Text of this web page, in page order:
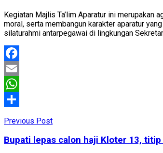
Kegiatan Majlis Ta’lim Aparatur ini merupakan
moral, serta membangun karakter aparatur
silaturahmi antarpegawai di lingkungan
Facebook
Email
WhatsApp
Previous Post
Bupati lepas calon haji Kloter 13,